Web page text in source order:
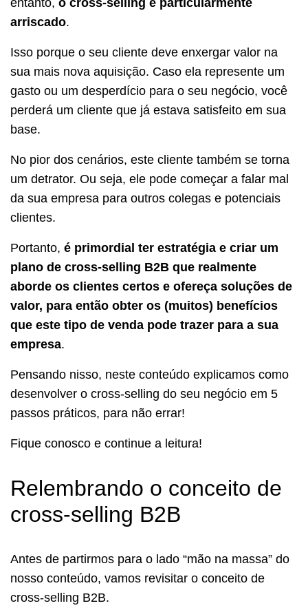
arriscado.
Isso porque o seu cliente deve enxergar valor na
sua mais nova aquisição. Caso ela represente um
gasto ou um desperdício para o seu negócio, você
perderá um cliente que já estava satisfeito em sua
base.
No pior dos cenários, este cliente também se torna
um detrator. Ou seja, ele pode começar a falar mal
da sua empresa para outros colegas e potenciais
clientes.
Portanto, é primordial ter estratégia e criar um
plano de cross-selling B2B que realmente
aborde os clientes certos e ofereça soluções de
valor, para então obter os (muitos) benefícios
que este tipo de venda pode trazer para a sua
empresa.
Pensando nisso, neste conteúdo explicamos como
desenvolver o cross-selling do seu negócio em 5
passos práticos, para não errar!
Fique conosco e continue a leitura!
Relembrando o conceito de
cross-selling B2B
Antes de partirmos para o lado “mão na massa” do
nosso conteúdo, vamos revisitar o conceito de
cross-selling B2B.